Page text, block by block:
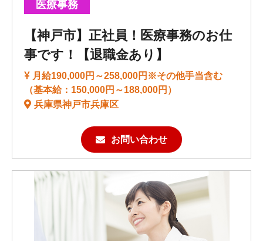
医療事務
【神戸市】正社員！医療事務のお仕
事です！【退職金あり】
月給190,000円～258,000円※その他手当含む
（基本給：150,000円～188,000円）
兵庫県神戸市兵庫区
お問い合わせ